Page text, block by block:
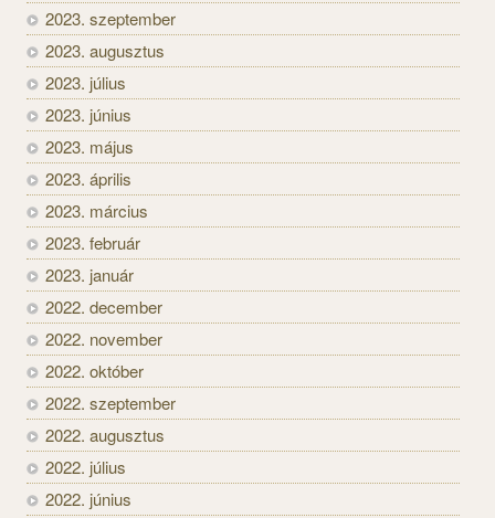
2023. szeptember
2023. augusztus
2023. július
2023. június
2023. május
2023. április
2023. március
2023. február
2023. január
2022. december
2022. november
2022. október
2022. szeptember
2022. augusztus
2022. július
2022. június